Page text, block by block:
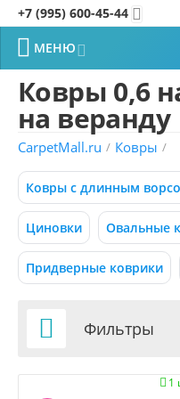
+7 (995) 600-45-44 
 МЕНЮ
Фильтры товаров
Р –
450Р
0.50x0.88
Ковры 0,6
на веранду
CarpetMall.ru / Ковры /
Ковры с длинным
Циновки Овальные
Придверные коврики
 Фильтры
1
